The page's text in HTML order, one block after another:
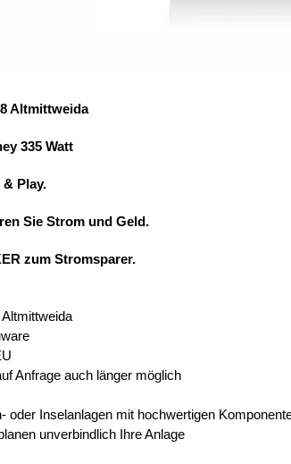
Altmittweida
335 Watt
Play.
Sie Strom und Geld.
zum Stromsparer.
Anfrage auch länger möglich
oder Inselanlagen mit hochwertigen
unverbindlich Ihre Anlage